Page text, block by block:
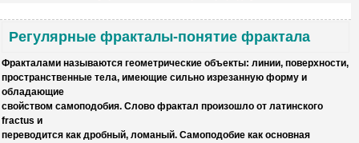
Регулярные фракталы-понятие фрактала
Фракталами называются геометрические объекты: линии, поверхности,
пространственные тела, имеющие сильно изрезанную форму и
обладающие
свойством самоподобия. Слово фрактал произошло от латинского
fractus и
переводится как дробный, ломаный. Самоподобие как основная